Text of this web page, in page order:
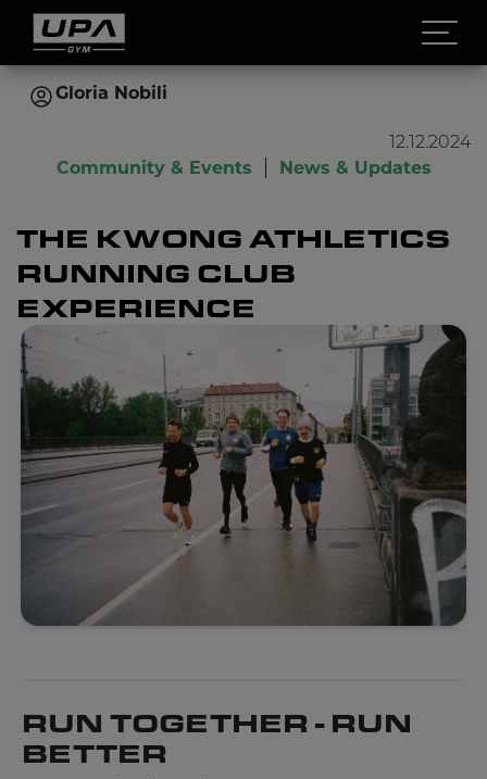
Open
Gloria Nobili
12.12.2024
Community & Events
News & Updates
THE KWONG ATHLETICS
RUNNING CLUB
EXPERIENCE
RUN TOGETHER - RUN
BETTER